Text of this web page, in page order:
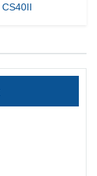
CS40II